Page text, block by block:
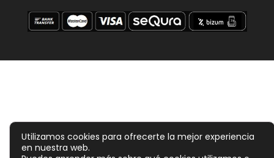
Utilizamos cookies para ofrecerte la mejor experiencia
en nuestra web.